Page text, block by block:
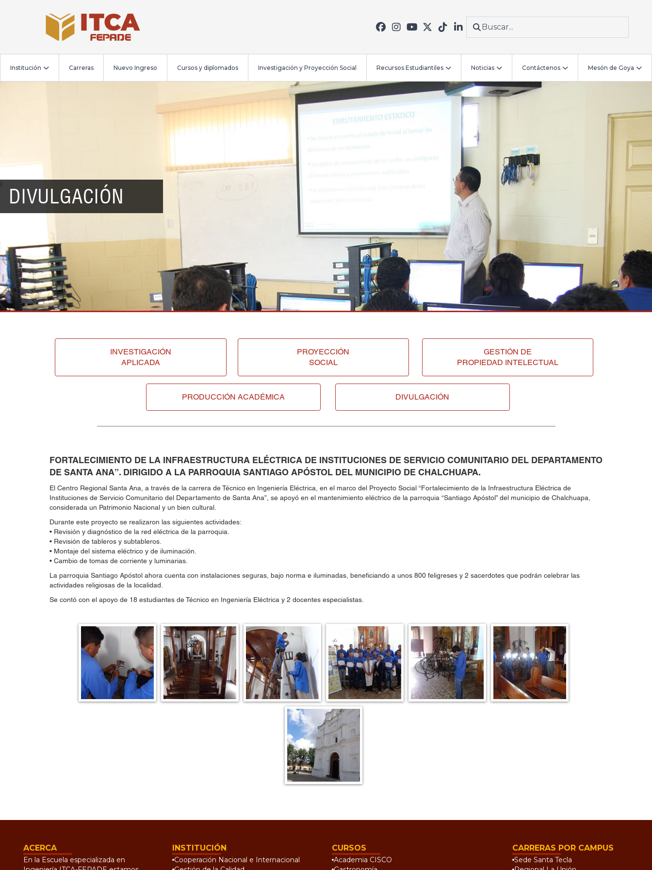
Institución Carreras Nuevo Ingreso Cursos y diplomados Investigación y Proyección Social Recursos Estudiantiles Noticias Contáctenos Mesón de Goya
DIVULGACIÓN
INVESTIGACIÓN
APLICADA
PROYECCIÓN
SOCIAL
GESTIÓN DE
PROPIEDAD INTELECTUAL
PRODUCCIÓN ACADÉMICA DIVULGACIÓN
FORTALECIMIENTO DE LA INFRAESTRUCTURA ELÉCTRICA DE INSTITUCIONES DE SERVICIO COMUNITARIO DEL DEPARTAMENTO
DE SANTA ANA”. DIRIGIDO A LA PARROQUIA SANTIAGO APÓSTOL DEL MUNICIPIO DE CHALCHUAPA.
El Centro Regional Santa Ana, a través de la carrera de Técnico en Ingeniería Eléctrica, en el marco del Proyecto Social “Fortalecimiento de la Infraestructura Eléctrica de
Instituciones de Servicio Comunitario del Departamento de Santa Ana”, se apoyó en el mantenimiento eléctrico de la parroquia “Santiago Apóstol” del municipio de Chalchuapa,
considerada un Patrimonio Nacional y un bien cultural.
Durante este proyecto se realizaron las siguientes actividades:
• Revisión y diagnóstico de la red eléctrica de la parroquia.
• Revisión de tableros y subtableros.
• Montaje del sistema eléctrico y de iluminación.
• Cambio de tomas de corriente y luminarias.
La parroquia Santiago Apóstol ahora cuenta con instalaciones seguras, bajo norma e iluminadas, beneficiando a unos 800 feligreses y 2 sacerdotes que podrán celebrar las
actividades religiosas de la localidad.
Se contó con el apoyo de 18 estudiantes de Técnico en Ingeniería Eléctrica y 2 docentes especialistas.
ACERCA
En la Escuela especializada en
INSTITUCIÓN
Cooperación Nacional e Internacional
CURSOS
Academia CISCO
CARRERAS POR CAMPUS
Sede Santa Tecla